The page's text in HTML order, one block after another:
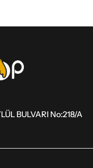
BULVARI No:218/A